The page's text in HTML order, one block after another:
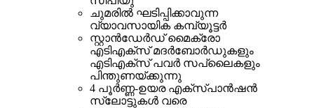
ചുമരിൽ ഘടിപ്പിക്കാവുന്ന
വ്യാവസായിക കമ്പ്യൂട്ടർ
സ്റ്റാൻഡേർഡ് മൈക്രോ
എടിഎക്സ് മദർബോർഡുകളും
എടിഎക്സ് പവർ സപ്ലൈകളും
പിന്തുണയ്ക്കുന്നു
4 പൂർണ്ണ-ഉയര എക്സ്പാൻഷൻ
സ്ലോട്ടുകൾ വരെ